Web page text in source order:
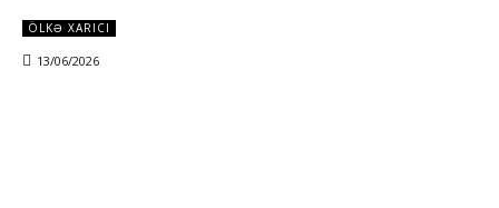
ÖLKƏ XARICI
13/06/2026